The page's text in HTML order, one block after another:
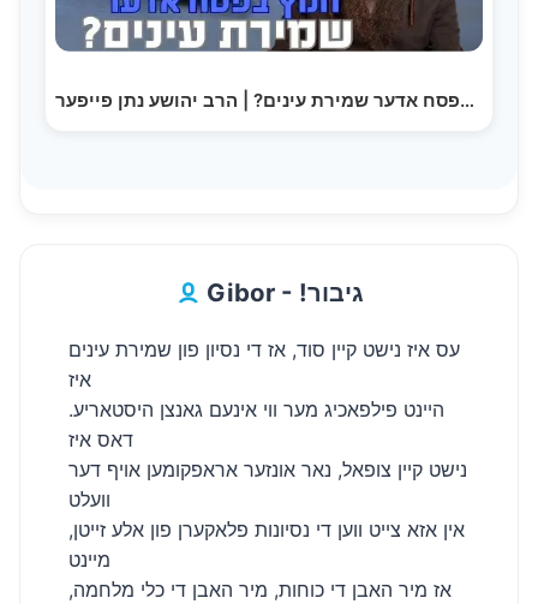
חמץ בפסח אדער שמירת עינים? | הרב יהושע נתן פייפער
Gibor - !גיבור
עס איז נישט קיין סוד, אז די נסיון פון שמירת עינים
איז
היינט פילפאכיג מער ווי אינעם גאנצן היסטאריע.
דאס איז
נישט קיין צופאל, נאר אונזער אראפקומען אויף דער
וועלט
אין אזא צייט ווען די נסיונות פלאקערן פון אלע זייטן,
מיינט
אז מיר האבן די כוחות, מיר האבן די כלי מלחמה,